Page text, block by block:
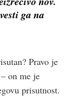
ga na
Pravo je
on me je
prisutnost.